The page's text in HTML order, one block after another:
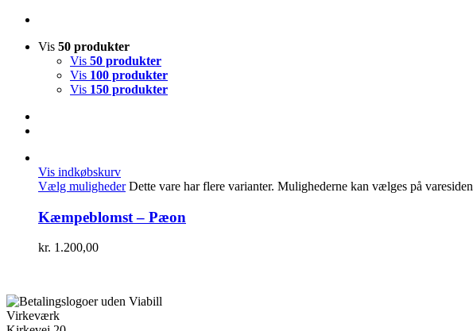
Vis 50 produkter
Vis 50 produkter
Vis 100 produkter
Vis 150 produkter
Vis indkøbskurv
Vælg muligheder Dette vare har flere varianter. Mulighederne kan vælges på varesiden
Kæmpeblomst – Pæon
kr. 1.200,00
Virkeværk